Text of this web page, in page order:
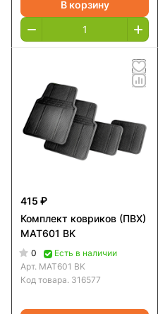
В корзину
415 ₽
Комплект ковриков (ПВХ)
MAT601 BK
0
Есть в наличии
Арт. MAT601 BK
Код товара. 316577